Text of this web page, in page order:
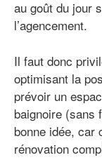
au goût du jour
l’agencement.
Il faut donc
optimisant la
prévoir un
baignoire (sans
bonne idée, car
rénovation